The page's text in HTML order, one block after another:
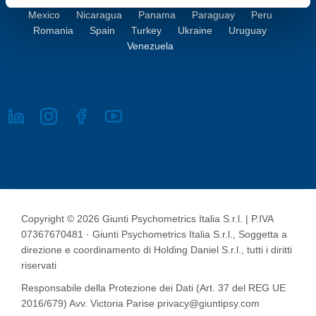
Mexico
Nicaragua Panama Paraguay
Peru
Romania
Spain Turkey Ukraine
Uruguay
Venezuela
Copyright © 2026 Giunti Psychometrics Italia S.r.l. | P.IVA
07367670481 · Giunti Psychometrics Italia S.r.l., Soggetta a
direzione e coordinamento di Holding Daniel S.r.l., tutti i diritti
riservati
Responsabile della Protezione dei Dati (Art. 37 del REG UE
2016/679) Avv. Victoria Parise privacy@giuntipsy.com